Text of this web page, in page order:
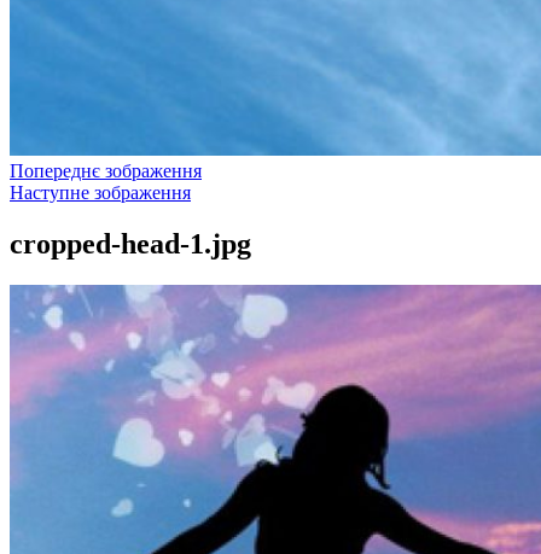
Попереднє зображення
Наступне зображення
cropped-head-1.jpg